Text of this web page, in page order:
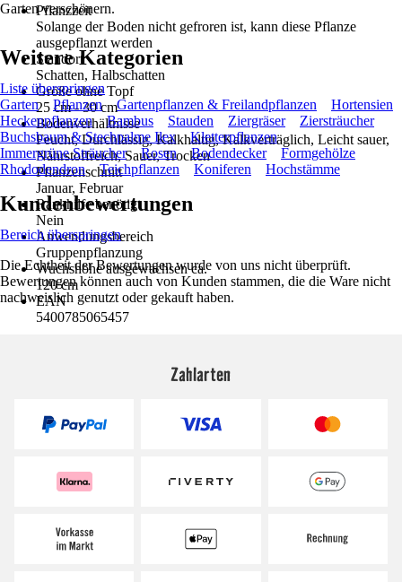
Pflanzzeit
Solange der Boden nicht gefroren ist, kann diese Pflanze
ausgepflanzt werden
Standort
Schatten, Halbschatten
Größe ohne Topf
25 cm - 30 cm
Bodenverhältnisse
Feucht, Durchlässig, Kalkhaltig, Kalkverträglich, Leicht sauer,
Nährstoffreich, Sauer, Trocken
Pflanzenschnitt
Januar, Februar
Rankhilfe benötigt
Nein
Anwendungsbereich
Gruppenpflanzung
Wuchshöhe ausgewachsen ca.
120 cm
EAN
5400785065457
Garten verschönern.
Weitere Kategorien
Liste überspringen
Garten
Pflanzen Gartenpflanzen & Freilandpflanzen
Hortensien
Heckenpflanzen
Bambus Stauden Ziergräser
Ziersträucher
Buchsbaum & Stechpalme Ilex
Kletterpflanzen
Immergrüne Sträucher
Rosen Bodendecker
Formgehölze
Rhododendron
Teichpflanzen Koniferen Hochstämme
Kundenbewertungen
Bereich überspringen
Die Echtheit der Bewertungen wurde von uns nicht überprüft.
Bewertungen können auch von Kunden stammen, die die Ware nicht
nachweislich genutzt oder gekauft haben.
Zahlarten